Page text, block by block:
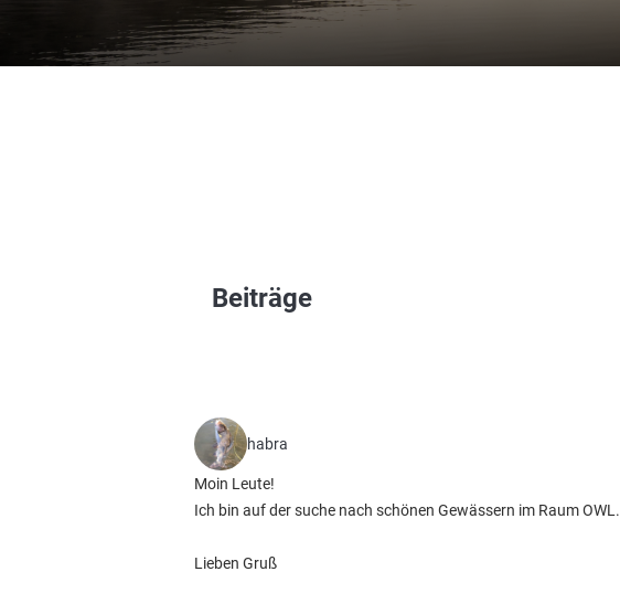
Beiträge
habra
Moin Leute!
Ich bin auf der suche nach schönen Gewässern im Raum OWL.
Lieben Gruß